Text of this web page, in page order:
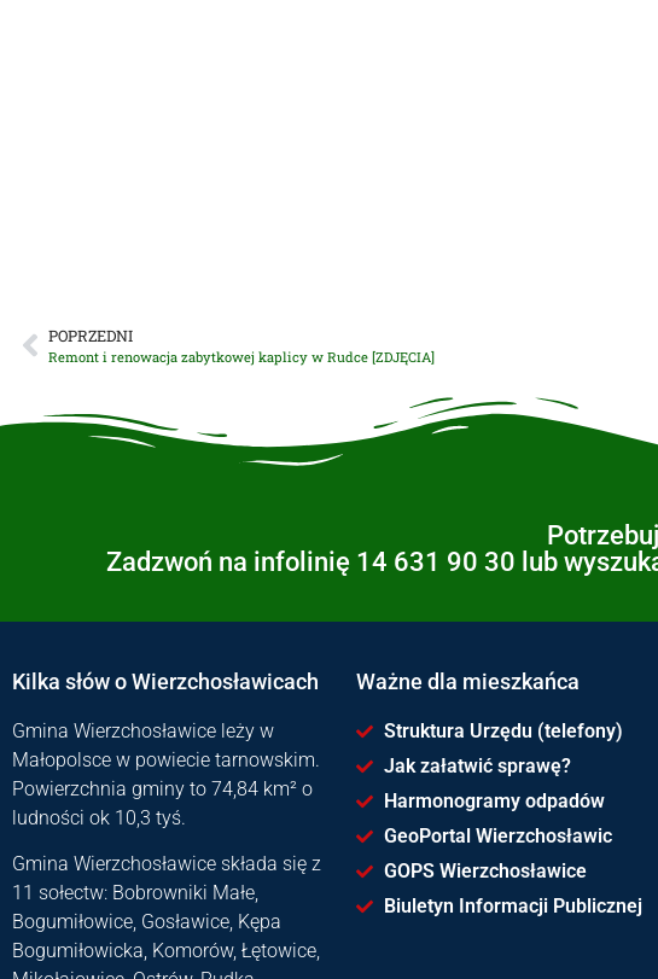
POPRZEDNI
Remont i renowacja zabytkowej kaplicy w Rudce [ZDJĘCIA]
Zadzwoń na infolinię 14 631 90 30 lub
Kilka słów o Wierzchosławicach
Gmina Wierzchosławice leży w
Małopolsce w powiecie tarnowskim.
Powierzchnia gminy to 74,84 km² o
ludności ok 10,3 tyś.
Gmina Wierzchosławice składa się z
11 sołectw: Bobrowniki Małe,
Bogumiłowice, Gosławice, Kępa
Bogumiłowicka, Komorów, Łętowice,
Ważne dla mieszkańca
Struktura Urzędu (telefony)
Jak załatwić sprawę?
Harmonogramy odpadów
GeoPortal Wierzchosławic
GOPS Wierzchosławice
Biuletyn Informacji Publicznej